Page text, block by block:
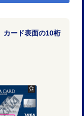
カード表面の10桁